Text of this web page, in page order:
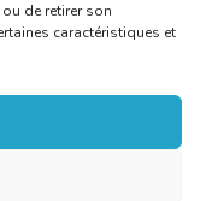
de retirer son
caractéristiques et